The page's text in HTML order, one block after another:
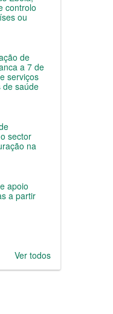
controlo
ou
de
a 7 de
serviços
de saúde
sector
na
apoio
a partir
Ver todos